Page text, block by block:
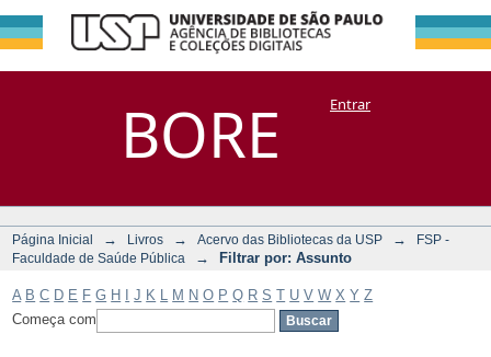
BORE
Filtrar por:
Assunto
DSpace/Manakin + CoriscoEntrar
Página Inicial → Livros → Acervo das Bibliotecas da USP →
FSP -
Faculdade de Saúde Pública
→ Filtrar por: Assunto
A B C D E F G H J K M N O P Q R S T U V W X Y Z
Começa com